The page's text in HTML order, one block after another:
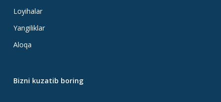
Loyihalar
Yangiliklar
Aloqa
Bizni kuzatib boring